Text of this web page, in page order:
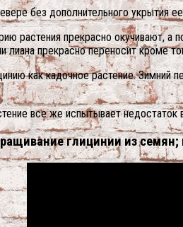
без дополнительного укрытия
растения прекрасно окучивают,
лиана прекрасно переносит кроме
как кадочное растение. Зимний
все же испытывает недостаток
глицинии из